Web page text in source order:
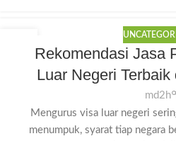
Rekomendasi Jasa
Luar Negeri Terbaik
md2h
Mengurus visa luar negeri
menumpuk, syarat tiap negara